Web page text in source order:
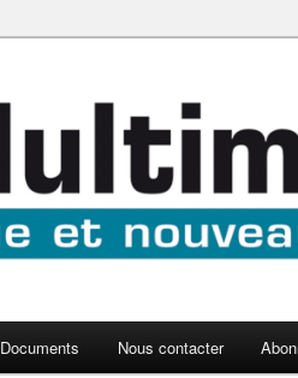
Documents Nous contacter